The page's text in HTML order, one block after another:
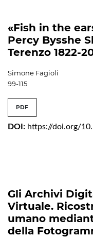
«Fish in the
Percy Bysshe
Terenzo 1822-
Simone Fagioli
99-115
PDF
DOI: https://doi.org/
Gli Archivi
Virtuale.
umano
della